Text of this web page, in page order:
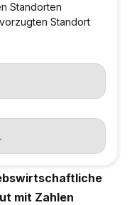
mit Zahlen
Standorten
Standort